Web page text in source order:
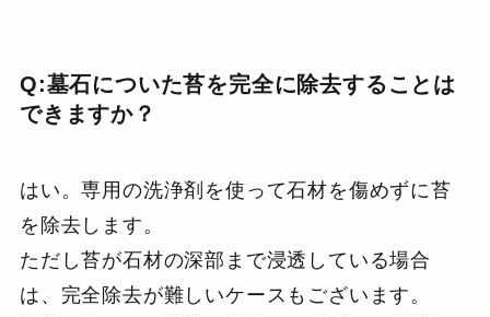
Q:墓石についた苔を完全に除去することは
できますか？
はい。専用の洗浄剤を使って石材を傷めずに苔
を除去します。
ただし苔が石材の深部まで浸透している場合
は、完全除去が難しいケースもございます。